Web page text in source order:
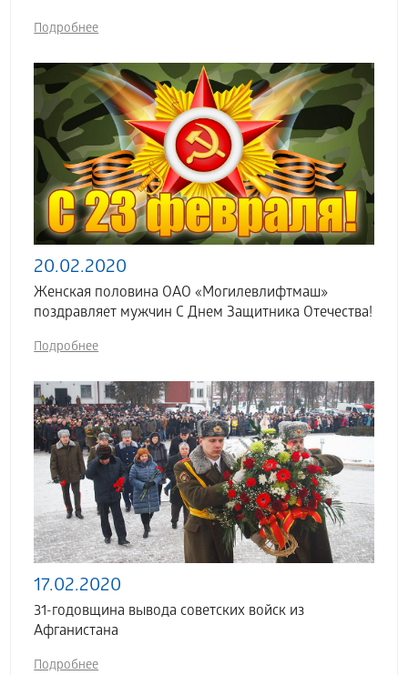
Подробнее
20.02.2020
Женская половина ОАО «Могилевлифтмаш»
поздравляет мужчин С Днем Защитника Отечества!
Подробнее
17.02.2020
31-годовщина вывода советских войск из
Афганистана
Подробнее